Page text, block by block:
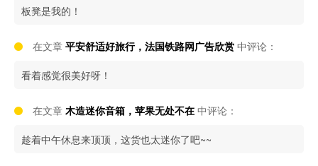
板凳是我的！
在文章 平安舒适好旅行，法国铁路网广告欣赏 中评论：
看着感觉很美好呀！
在文章 木造迷你音箱，苹果无处不在 中评论：
趁着中午休息来顶顶，这货也太迷你了吧~~